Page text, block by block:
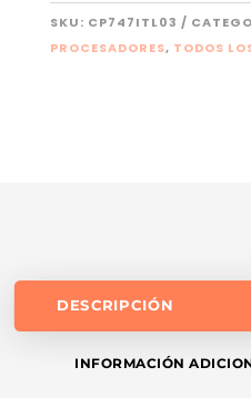
SKU: CP747ITL03
PROCESADORES, TODOS
DESCRIPCIÓN
INFORMACIÓN